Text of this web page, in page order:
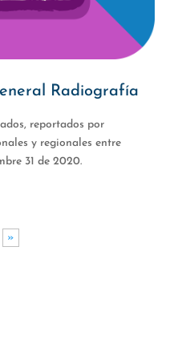
Radiografía
reportados por
y regionales entre
31 de 2020.
»